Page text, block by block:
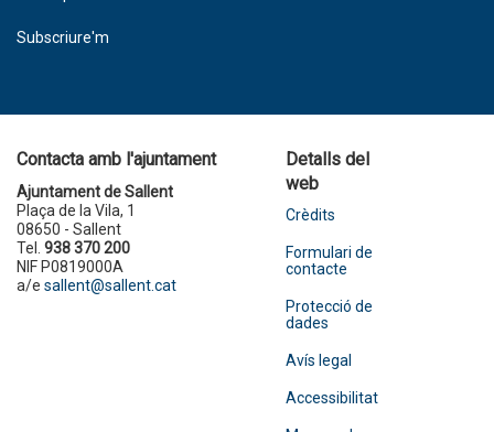
Subscriure'm
Contacta amb l'ajuntament
Ajuntament de Sallent
Plaça de la Vila, 1
08650 - Sallent
Tel. 938 370 200
NIF P0819000A
a/e sallent@sallent.cat
Detalls del
web
Crèdits
Formulari de
contacte
Protecció de
dades
Avís legal
Accessibilitat